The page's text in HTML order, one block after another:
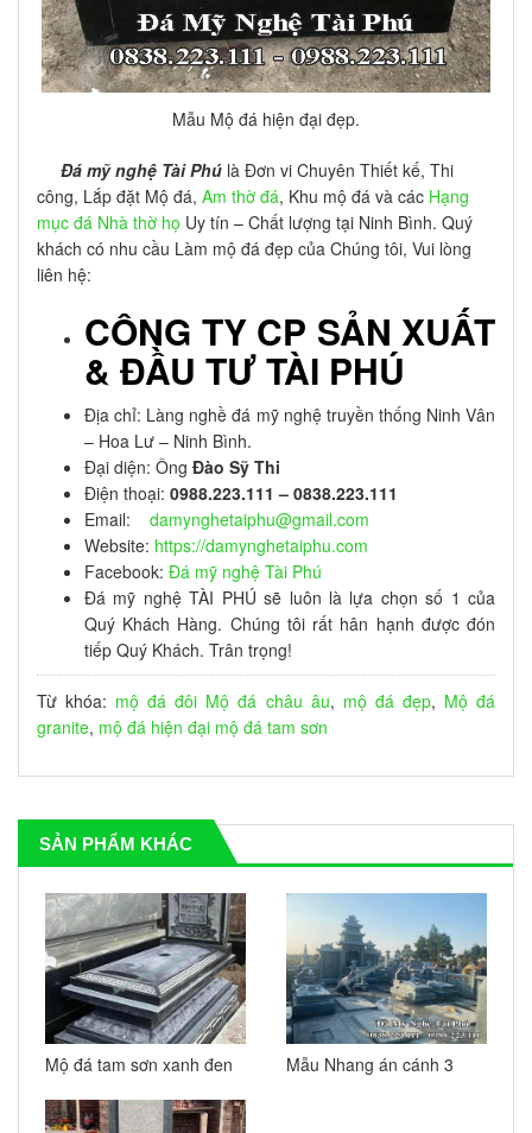
Mẫu Mộ đá hiện đại đẹp.
Đá mỹ nghệ Tài Phú là Đơn vi Chuyên Thiết kế, Thi
công, Lắp đặt Mộ đá, Am thờ đá, Khu mộ đá và các Hạng
mục đá Nhà thờ họ Uy tín – Chất lượng tại Ninh Bình. Quý
khách có nhu cầu Làm mộ đá đẹp của Chúng tôi, Vui lòng
liên hệ:
CÔNG TY CP SẢN XUẤT
& ĐẦU TƯ TÀI PHÚ
Địa chỉ: Làng nghề đá mỹ nghệ truyền thống Ninh Vân
– Hoa Lư – Ninh Bình.
Đại diện: Ông Đào Sỹ Thi
Điện thoại: 0988.223.111 – 0838.223.111
Email: damynghetaiphu@gmail.com
Website: https://damynghetaiphu.com
Facebook: Đá mỹ nghệ Tài Phú
Đá mỹ nghệ TÀI PHÚ sẽ luôn là lựa chọn số 1 của
Quý Khách Hàng. Chúng tôi rất hân hạnh được đón
tiếp Quý Khách. Trân trọng!
Từ khóa: mộ đá đôi Mộ đá châu âu, mộ đá đẹp, Mộ đá
granite, mộ đá hiện đại mộ đá tam sơn
SẢN PHẨM KHÁC
Mộ đá tam sơn xanh đen
Mẫu Nhang án cánh 3